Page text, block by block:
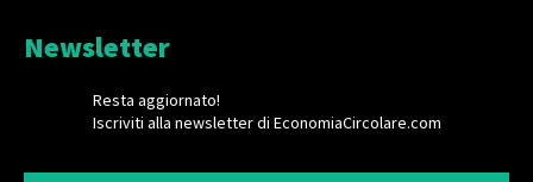
Newsletter
Resta aggiornato!
Iscriviti alla newsletter di EconomiaCircolare.com